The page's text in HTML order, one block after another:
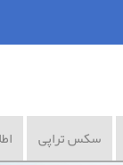
سکس تراپی